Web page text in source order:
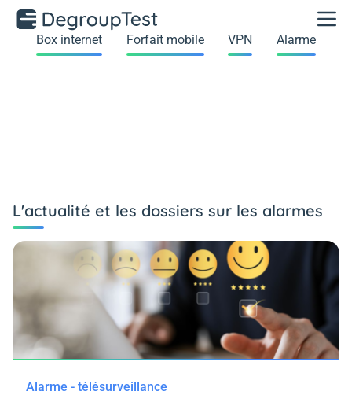
Box internet Forfait mobile VPN Alarme
L'actualité et les dossiers sur les alarmes
Alarme - télésurveillance